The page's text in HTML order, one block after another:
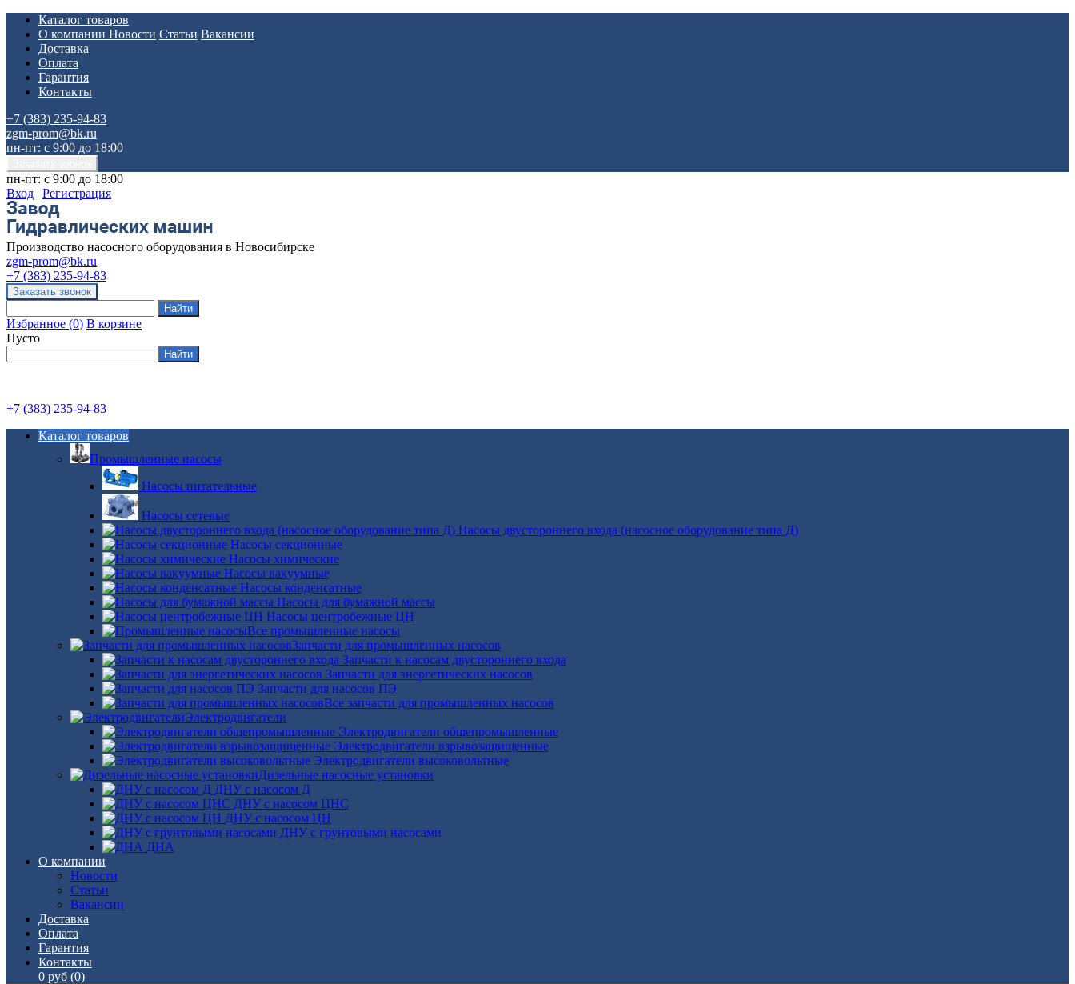
Каталог товаров
О компании Новости Статьи Вакансии
Доставка
Оплата
Гарантия
Контакты
+7 (383) 235-94-83
zgm-prom@bk.ru
пн-пт: с 9:00 до 18:00
пн-пт: с 9:00 до 18:00
Вход | Регистрация
Производство насосного оборудования в Новосибирске
zgm-prom@bk.ru
+7 (383) 235-94-83
Избранное (0) В корзине
Пусто
+7 (383) 235-94-83
Каталог товаров
Промышленные насосы
Насосы питательные
Насосы сетевые
Насосы двустороннего входа (насосное оборудование типа Д)
Насосы секционные
Насосы химические
Насосы вакуумные
Насосы конденсатные
Насосы для бумажной массы
Насосы центробежные ЦН
Все промышленные насосы
Запчасти для промышленных насосов
Запчасти к насосам двустороннего входа
Запчасти для энергетических насосов
Запчасти для насосов ПЭ
Все запчасти для промышленных насосов
Электродвигатели
Электродвигатели общепромышленные
Электродвигатели взрывозащищенные
Электродвигатели высоковольтные
Дизельные насосные установки
ДНУ с насосом Д
ДНУ с насосом ЦНС
ДНУ с насосом ЦН
ДНУ с грунтовыми насосами
ДНА
О компании
Новости
Статьи
Вакансии
Доставка
Оплата
Гарантия
Контакты
0 руб (0)